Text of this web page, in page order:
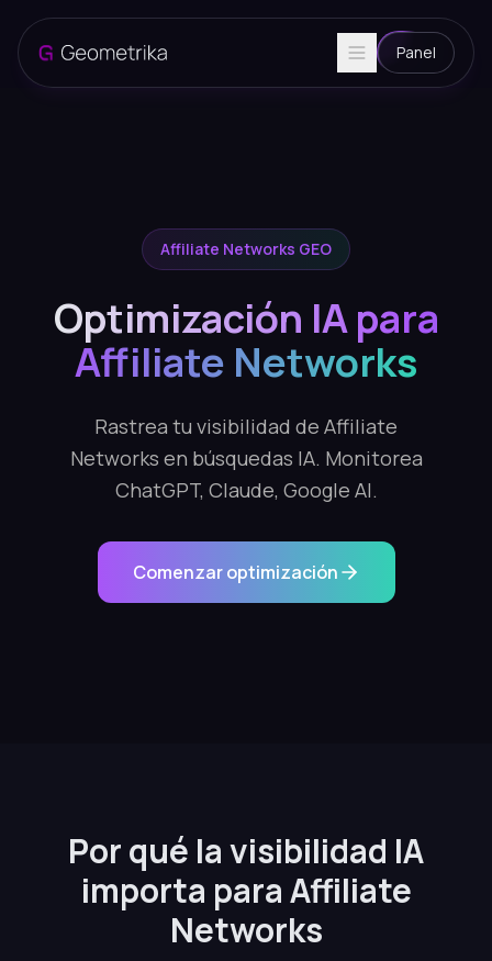
Panel
Affiliate Networks GEO
Optimización IA para
Affiliate Networks
Rastrea tu visibilidad de Affiliate
Networks en búsquedas IA. Monitorea
ChatGPT, Claude, Google AI.
Comenzar optimización
Por qué la visibilidad IA
importa para Affiliate
Networks